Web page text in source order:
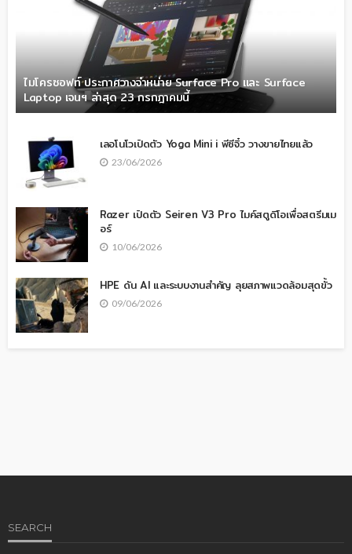
ไมโครซอฟท์ ประกาศวางจำหน่าย Surface Pro และ Surface
Laptop เจนฯ ล่าสุด 23 กรกฎาคมนี้
เลอโนโวเปิดตัว Yoga Mini i พีซีจิ๋ว วางขายไทยแล้ว
23/06/2026
Razer เปิดตัว Seiren V3 Pro ไมค์สตูดิโอเพื่อสตรีมเม
อร์
10/06/2026
HPE ดัน AI และระบบงานสำคัญ ลุยสภาพแวดล้อมสุดขั้ว
09/06/2026
SEARCH